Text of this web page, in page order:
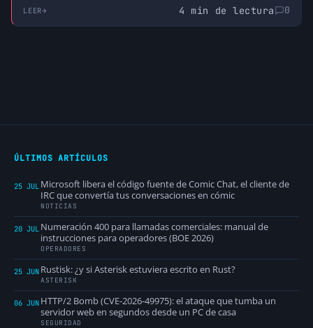
descentralizada y compatible, para no depender
de una infraestructura que no controla.
LEER 4 min de lectura 0
ÚLTIMOS ARTÍCULOS
25 JUL Microsoft libera el código fuente de Comic Chat, el cliente de
IRC que convertía tus conversaciones en cómic
NOTICIAS
20 JUL Numeración 400 para llamadas comerciales: manual de
instrucciones para operadores (BOE 2026)
OPERADORES
25 JUN Rustisk: ¿y si Asterisk estuviera escrito en Rust?
ASTERISK
06 JUN HTTP/2 Bomb (CVE-2026-49975): el ataque que tumba un
servidor web en segundos desde un PC de casa
SEGURIDAD